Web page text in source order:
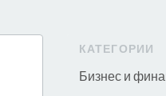
КАТЕГОРИИ
Бизнес и